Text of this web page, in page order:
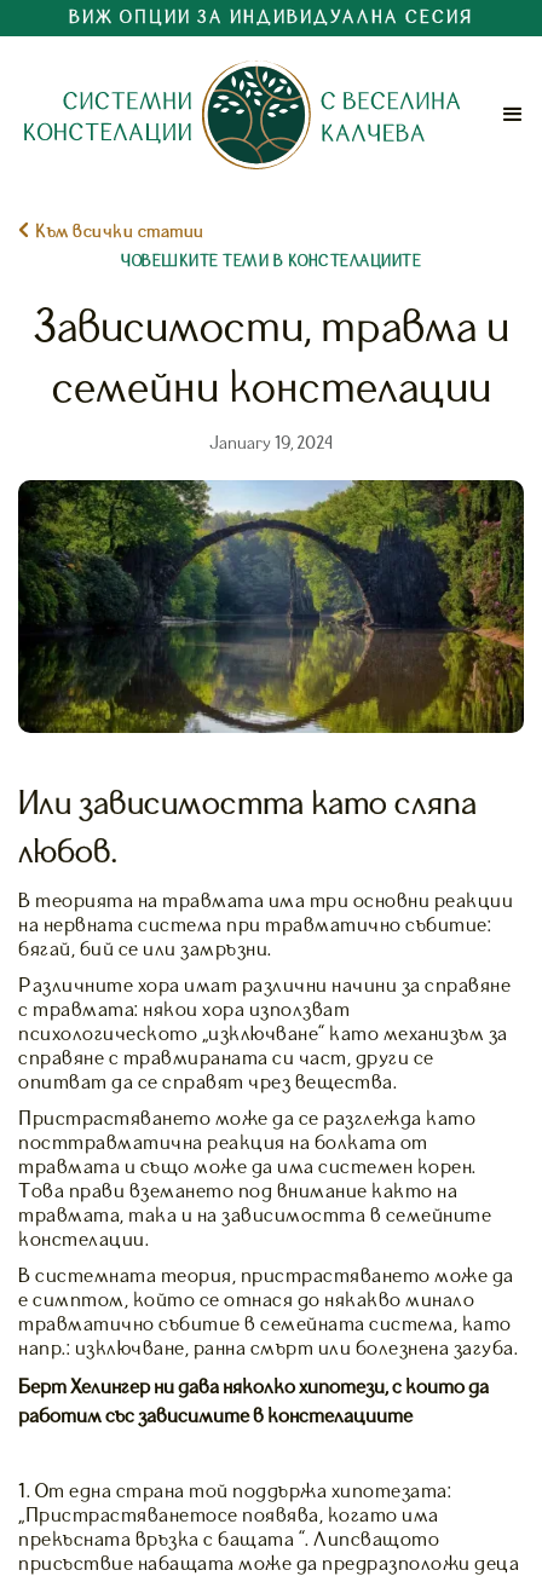
ВИЖ ОПЦИИ ЗА ИНДИВИДУАЛНА СЕСИЯ
 Към всички статии
ЧОВЕШКИТЕ ТЕМИ В КОНСТЕЛАЦИИТЕ
Зависимости, травма и
семейни констелации
January 19, 2024
Или зависимостта като сляпа
любов.
В теорията на травмата има три основни реакции
на нервната система при травматично събитие:
бягай, бий се или замръзни.
Различните хора имат различни начини за справяне
с травмата: някои хора използват
психологическото „изключване” като механизъм за
справяне с травмираната си част, други се
опитват да се справят чрез вещества.
Пристрастяването може да се разглежда като
посттравматична реакция на болката от
травмата и също може да има системен корен.
Това прави вземането под внимание както на
травмата, така и на зависимостта в семейните
констелации.
В системната теория, пристрастяването може да
е симптом, който се отнася до някакво минало
травматично събитие в семейната система, като
напр.: изключване, ранна смърт или болезнена загуба.
Берт Хелингер ни дава няколко хипотези, с които да
работим със зависимите в констелациите
1. От една страна той поддържа хипотезата:
„Пристрастяванетосе появява, когато има
прекъсната връзка с бащата ”. Липсващото
присъствие набащата може да предразположи деца